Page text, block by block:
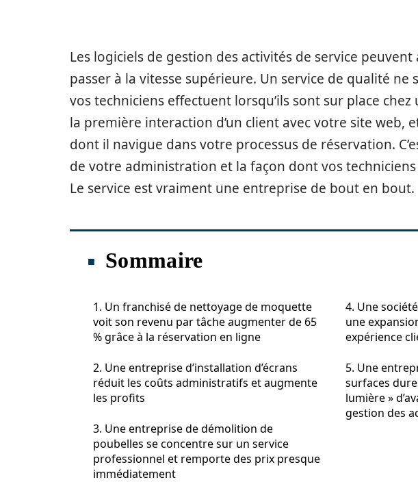
Les logiciels de gestion des activités de service
passer à la vitesse supérieure. Un service de qualité ne
vos techniciens effectuent lorsqu’ils sont sur place
la première interaction d’un client avec votre site web,
dont il navigue dans votre processus de réservation.
de votre administration et la façon dont vos
Le service est vraiment une entreprise de bout en bout.
Sommaire
1. Un franchisé de nettoyage de moquette
voit son revenu par tâche augmenter de 65
% grâce à la réservation en ligne
2. Une entreprise d’installation d’écrans
réduit les coûts administratifs et augmente
les profits
3. Une entreprise de démolition de
poubelles se concentre sur un service
professionnel et remporte des prix presque
immédiatement
4. Une
une
expérience
5. Une
surfaces
lumière »
gestion des